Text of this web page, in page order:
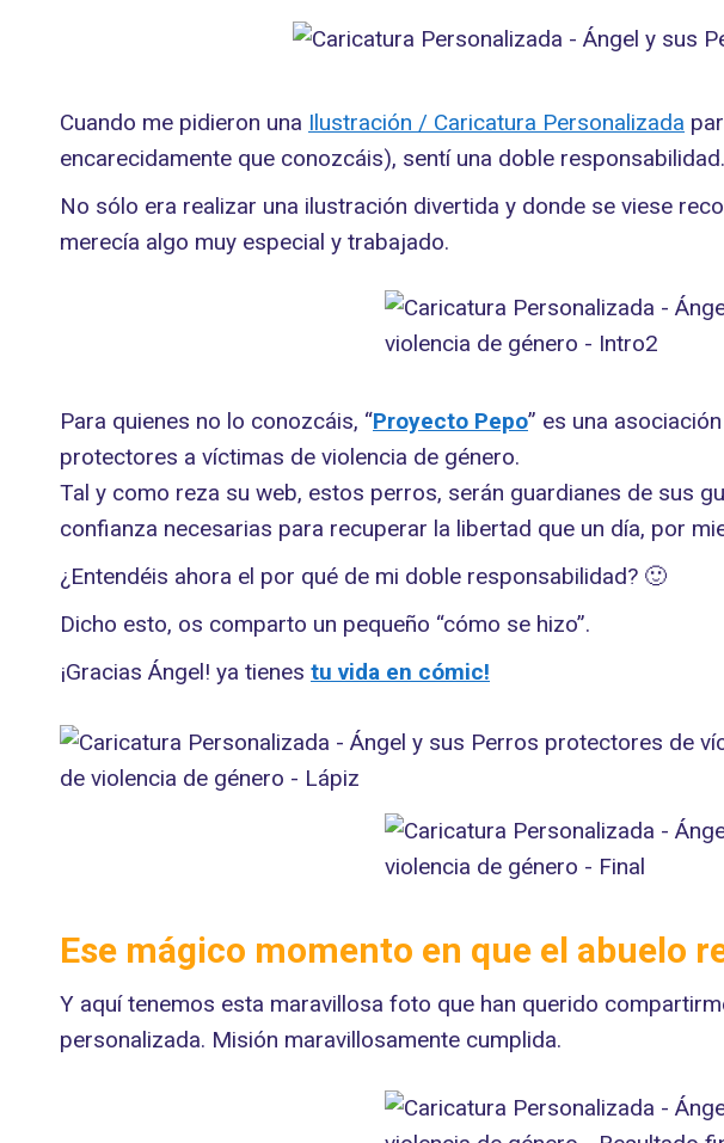
Cuando me pidieron una Ilustración / Caricatura Personalizada
encarecidamente que conozcáis), sentí una doble responsabilidad.
No sólo era realizar una ilustración divertida y donde se viese
merecía algo muy especial y trabajado.
Para quienes no lo conozcáis, “Proyecto Pepo” es una
protectores a víctimas de violencia de género.
Tal y como reza su web, estos perros, serán guardianes de sus
confianza necesarias para recuperar la libertad que un día, por
¿Entendéis ahora el por qué de mi doble responsabilidad? 🙂
Dicho esto, os comparto un pequeño “cómo se hizo”.
¡Gracias Ángel! ya tienes tu vida en cómic!
Ese mágico momento en que el abuelo
Y aquí tenemos esta maravillosa foto que han querido
personalizada. Misión maravillosamente cumplida.